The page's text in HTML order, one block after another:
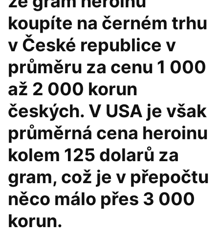
koupíte na černém trhu
v České republice v
průměru za cenu 1 000
až 2 000 korun
českých. V USA je však
průměrná cena heroinu
kolem 125 dolarů za
gram, což je v přepočtu
něco málo přes 3 000
korun.